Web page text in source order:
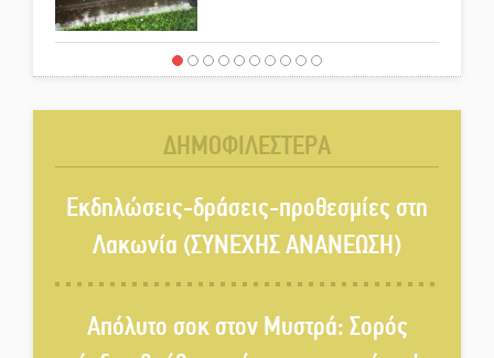
Ένα «ταξίδι» τέχνης και
την τέχνη της πέτρας
Στους ρυθμούς της Ελεωνόρας
Ζουγανέλη το Σαϊνοπούλειο
ΔΗΜΟΦΙΛΕΣΤΕΡΑ
Εκδηλώσεις-δράσεις-προθεσμίες στη
Λακωνία (ΣΥΝΕΧΗΣ ΑΝΑΝΕΩΣΗ)
Απόλυτο σοκ στον Μυστρά: Σορός